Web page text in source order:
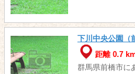
下川中央公園（
距離 0.7
群馬県前橋市に